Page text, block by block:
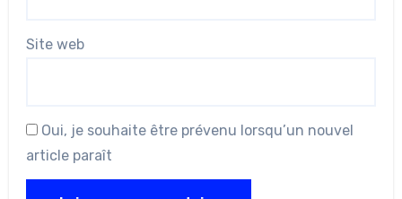
Site web
Oui, je souhaite être prévenu lorsqu’un nouvel
article paraît